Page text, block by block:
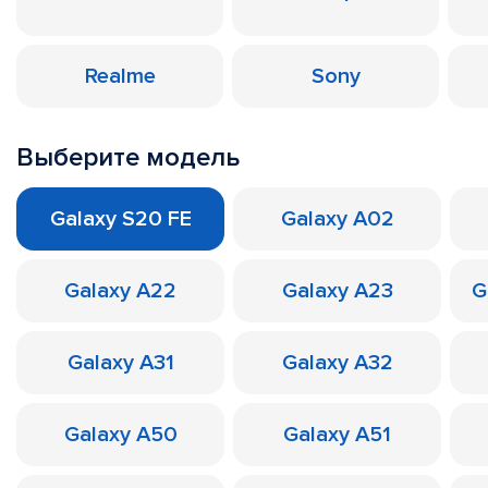
Realme Sony
Выберите модель
Galaxy S20 FE Galaxy A02
Galaxy A22 Galaxy A23
Galaxy A31 Galaxy A32
Galaxy A50 Galaxy A51